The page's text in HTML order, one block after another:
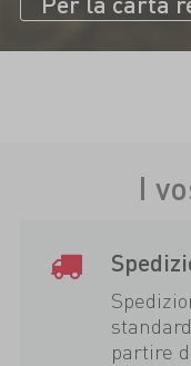
I
partire